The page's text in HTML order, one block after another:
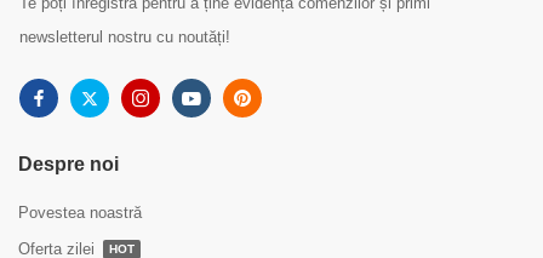
newsletterul nostru cu noutăți!
Despre noi
Povestea noastră
Oferta zilei
HOT